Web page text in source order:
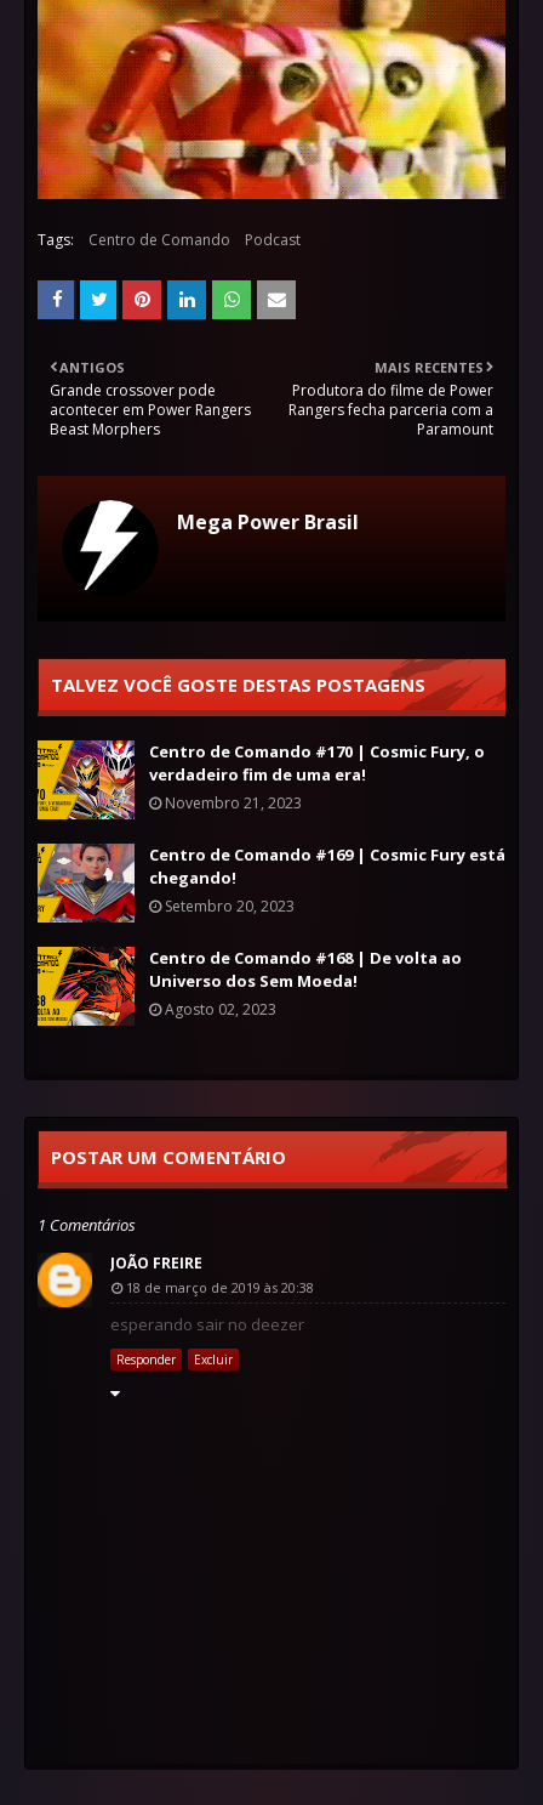
Tags: Centro de Comando Podcast
MAIS RECENTES
Produtora do filme de Power
Rangers fecha parceria com a
Paramount
ANTIGOS
Grande crossover pode
acontecer em Power Rangers
Beast Morphers
Mega Power Brasil
TALVEZ VOCÊ GOSTE DESTAS POSTAGENS
Centro de Comando #170 | Cosmic Fury, o
verdadeiro fim de uma era!
Novembro 21, 2023
Centro de Comando #169 | Cosmic Fury está
chegando!
Setembro 20, 2023
Centro de Comando #168 | De volta ao
Universo dos Sem Moeda!
Agosto 02, 2023
POSTAR UM COMENTÁRIO
1 Comentários
JOÃO FREIRE
18 de março de 2019 às 20:38
esperando sair no deezer
Responder Excluir